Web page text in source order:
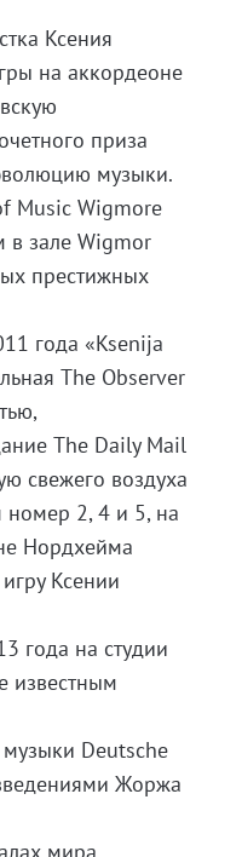
Ксения
на аккордеоне
приза
музыки.
Music Wigmore
в зале Wigmor
престижных
года «Ksenija
The Observer
The Daily Mail
свежего воздуха
номер 2, 4 и 5, на
Нордхейма
Ксении
года на студии
известным
музыки Deutsche
Жоржа